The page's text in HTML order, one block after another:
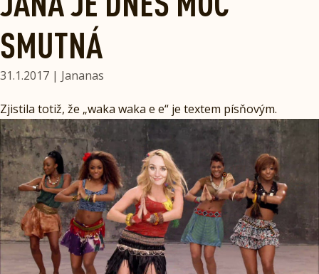
SMUTNÁ
31.1.2017 | Jananas
Zjistila totiž, že „waka waka e e“ je textem písňovým.